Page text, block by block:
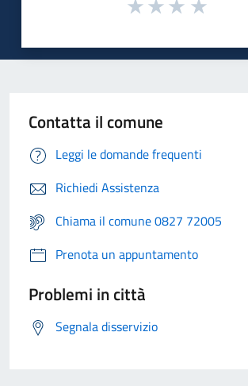
Contatta il comune
Leggi le domande frequenti
Richiedi Assistenza
Chiama il comune 0827 72005
Prenota un appuntamento
Problemi in città
Segnala disservizio